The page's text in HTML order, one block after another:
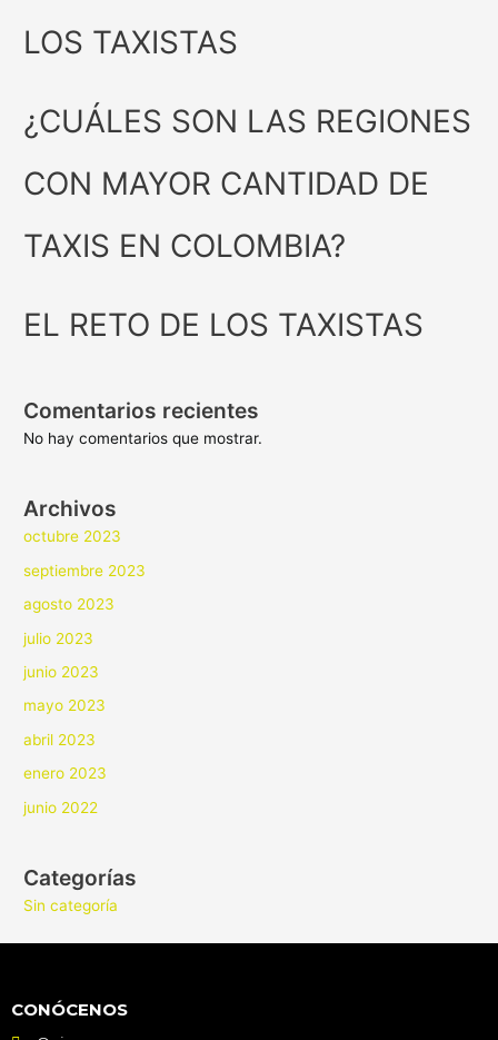
LOS TAXISTAS
¿CUÁLES SON LAS REGIONES
CON MAYOR CANTIDAD DE
TAXIS EN COLOMBIA?
EL RETO DE LOS TAXISTAS
Comentarios recientes
No hay comentarios que mostrar.
Archivos
octubre 2023
septiembre 2023
agosto 2023
julio 2023
junio 2023
mayo 2023
abril 2023
enero 2023
junio 2022
Categorías
Sin categoría
CONÓCENOS